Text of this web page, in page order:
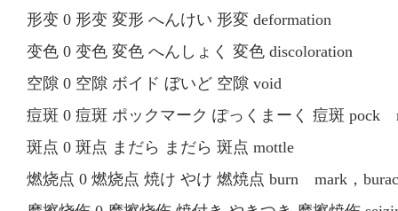
形变 0 形变 変形 へんけい 形変 deformation
变色 0 变色 変色 へんしょく 変色 discoloration
空隙 0 空隙 ボイド ぼいど 空隙 void
痘斑 0 痘斑 ポックマーク ぽっくまーく 痘斑 pock
斑点 0 斑点 まだら まだら 斑点 mottle
燃烧点 0 燃烧点 焼け やけ 燃焼点 burn mark，